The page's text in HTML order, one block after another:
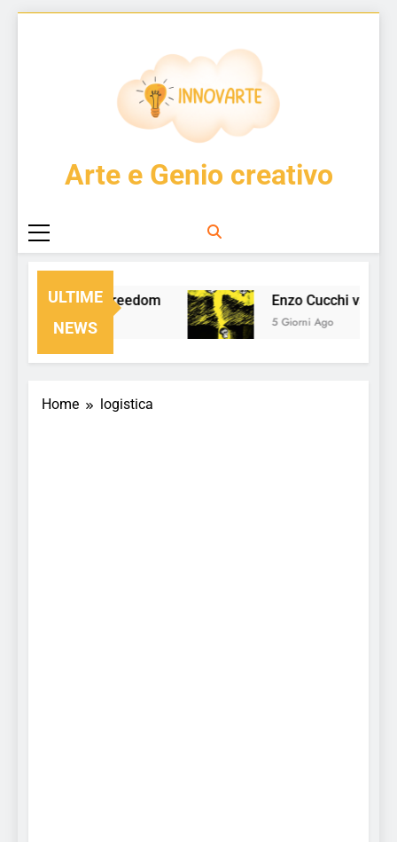
InnovArte
Arte e Genio creativo
ULTIME
NEWS
From Chaos to Freedom
2 Giorni Ago
Enzo Cucchi vs
5 Giorni Ago
Home logistica